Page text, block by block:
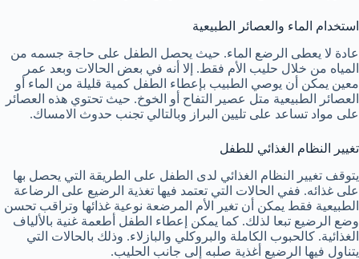
استخدام الماء والعصائر الطبيعية
عادة لا يعطى الرضع الماء. حيث يحصل الطفل على حاجة جسمه من
المياه من خلال حليب الأم فقط. إلا أنه في بعض الحالات وبعد عمر
معين يمكن أن يوصي الطبيب بإعطاء الطفل كمية قليلة من الماء أو
العصائر الطبيعية متل عصير التفاح أو الخوخ. حيث تحتوي هذه العصائر
على مواد تساعد على تليين البراز وبالتالي تجنب حدوث الامساك.
تغيير النظام الغذائي للطفل
يتوقف تغيير النظام الغذائي لدى الطفل على الطريقة التي يحصل بها
على غذائه. ففي الحالات التي تعتمد فيها تغذية الرضيع على الرضاعة
الطبيعية فقط يمكن أن تغير الأم المرضعة نوعية غذائها وتراقب تحسن
وضع الرضيع تبعا لذلك. كما يمكن إعطاء الطفل أطعمة غنية بالألياف
الغذائية. كالحبوب الكاملة والبروكلي والبازلاء. وذلك بالحالات التي
يتناول فيها الرضيع أغذية صلبه إلى جانب الحليب.